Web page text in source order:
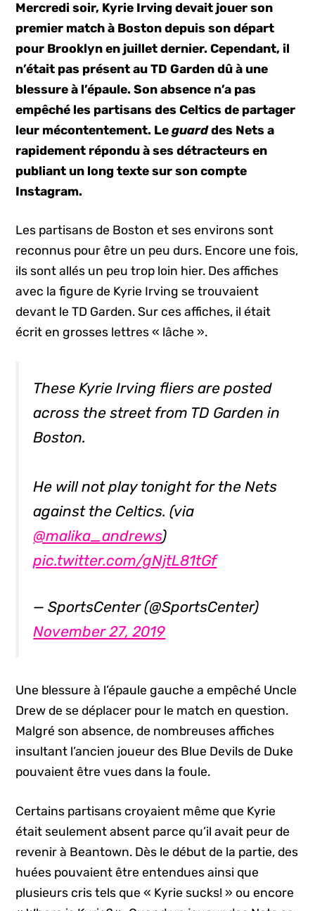
Mercredi soir, Kyrie Irving devait jouer son
premier match à Boston depuis son départ
pour Brooklyn en juillet dernier. Cependant, il
n’était pas présent au TD Garden dû à une
blessure à l’épaule. Son absence n’a pas
empêché les partisans des Celtics de partager
leur mécontentement. Leguarddes Nets a
rapidement répondu à ses détracteurs en
publiant un long texte sur son compte
Instagram.
Les partisans de Boston et ses environs sont
reconnus pour être un peu durs. Encore une fois,
ils sont allés un peu trop loin hier. Des affiches
avec la figure de Kyrie Irving se trouvaient
devant le TD Garden. Sur ces affiches, il était
écrit en grosses lettres « lâche ».
These Kyrie Irving fliers are posted
across the street from TD Garden in
Boston.
He will not play tonight for the Nets
against the Celtics. (via
@malika_andrews)
pic.twitter.com/gNjtL81tGf
— SportsCenter (@SportsCenter)
November 27, 2019
Une blessure à l’épaule gauche a empêché Uncle
Drew de se déplacer pour le match en question.
Malgré son absence, de nombreuses affiches
insultant l’ancien joueur des Blue Devils de Duke
pouvaient être vues dans la foule.
Certains partisans croyaient même que Kyrie
était seulement absent parce qu’il avait peur de
revenir à Beantown. Dès le début de la partie, des
huées pouvaient être entendues ainsi que
plusieurs cris tels que « Kyrie sucks! » ou encore